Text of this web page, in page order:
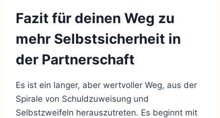
Fazit für deinen Weg zu
mehr Selbstsicherheit in
der Partnerschaft
Es ist ein langer, aber wertvoller Weg, aus der
Spirale von Schuldzuweisung und
Selbstzweifeln herauszutreten. Es beginnt mit